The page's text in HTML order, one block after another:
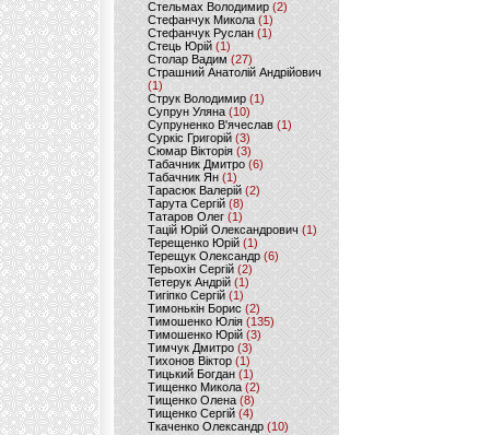
Стельмах Володимир(2)
Стефанчук Микола (1)
Стефанчук Руслан (1)
Стець Юрій (1)
Столар Вадим(27)
Страшний Анатолій Андрійович
(1)
Струк Володимир (1)
Супрун Уляна (10)
Супруненко В'ячеслав (1)
Суркіс Григорій (3)
Сюмар Вікторія (3)
Табачник Дмитро (6)
Табачник Ян(1)
Тарасюк Валерій (2)
Тарута Сергій (8)
Татаров Олег(1)
Тацій Юрій Олександрович(1)
Терещенко Юрій(1)
Терещук Олександр(6)
Терьохін Сергій (2)
Тетерук Андрій (1)
Тигіпко Сергій(1)
Тимонькін Борис (2)
Тимошенко Юлія (135)
Тимошенко Юрій(3)
Тимчук Дмитро (3)
Тихонов Віктор (1)
Тицький Богдан (1)
Тищенко Микола (2)
Тищенко Олена (8)
Тищенко Сергій (4)
Ткаченко Олександр (10)